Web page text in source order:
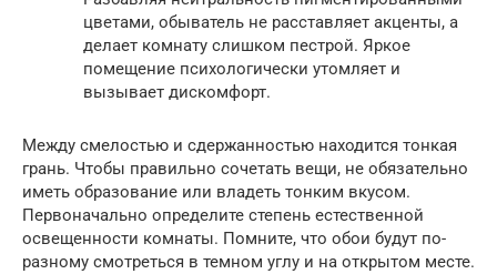
цветами, обыватель не расставляет акценты, а
делает комнату слишком пестрой. Яркое
помещение психологически утомляет и
вызывает дискомфорт.
Между смелостью и сдержанностью находится тонкая
грань. Чтобы правильно сочетать вещи, не обязательно
иметь образование или владеть тонким вкусом.
Первоначально определите степень естественной
освещенности комнаты. Помните, что обои будут по-
разному смотреться в темном углу и на открытом месте.